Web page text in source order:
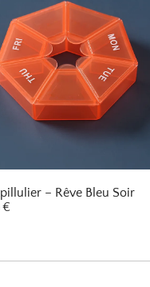
pillulier – Rêve Bleu Soir
€